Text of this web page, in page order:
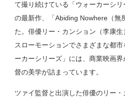
て撮り続けている「ウォーカーシリ
の最新作、「Abiding Nowhere（無
た。俳優リー・カンション（李康
スローモーションでさまざまな都
ーカーシリーズ」には、商業映画
督の美学が詰まっています。
ツァイ監督と出演した俳優のリー